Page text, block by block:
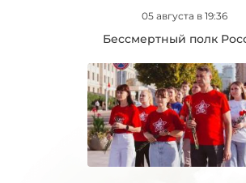
05 августа в 19:36
Бессмертный полк